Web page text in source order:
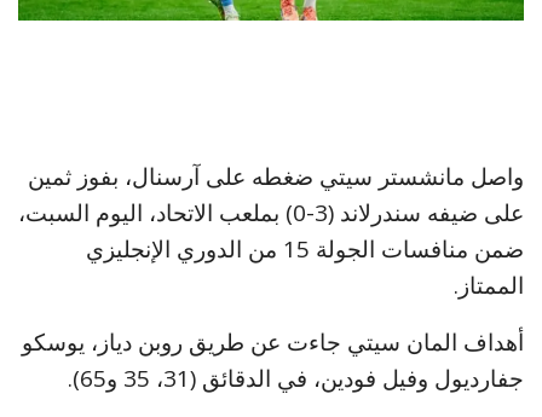
واصل مانشستر سيتي ضغطه على آرسنال، بفوز ثمين
على ضيفه سندرلاند (3-0) بملعب الاتحاد، اليوم السبت،
ضمن منافسات الجولة 15 من الدوري الإنجليزي
الممتاز.
أهداف المان سيتي جاءت عن طريق روبن دياز، يوسكو
جفارديول وفيل فودين، في الدقائق (31، 35 و65).